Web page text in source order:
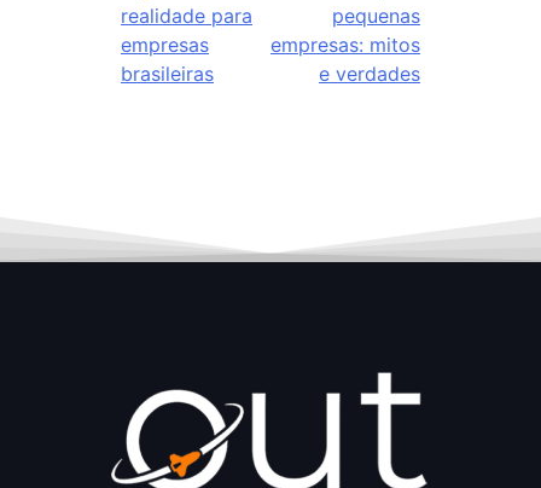
realidade para
empresas
brasileiras
pequenas
empresas: mitos
e verdades